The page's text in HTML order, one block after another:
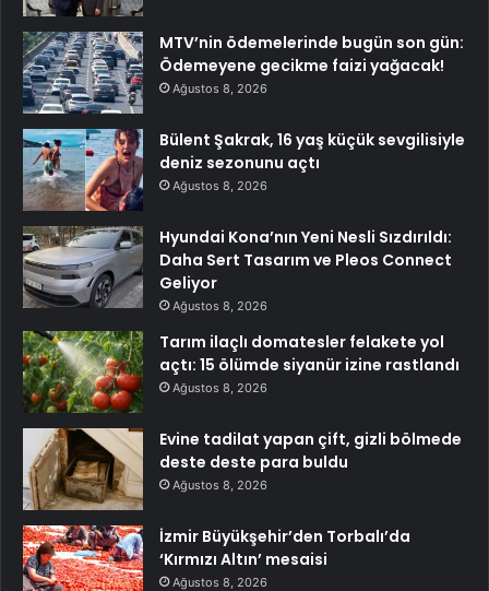
MTV’nin ödemelerinde bugün son gün:
Ödemeyene gecikme faizi yağacak!
Ağustos 8, 2026
Bülent Şakrak, 16 yaş küçük sevgilisiyle
deniz sezonunu açtı
Ağustos 8, 2026
Hyundai Kona’nın Yeni Nesli Sızdırıldı:
Daha Sert Tasarım ve Pleos Connect
Geliyor
Ağustos 8, 2026
Tarım ilaçlı domatesler felakete yol
açtı: 15 ölümde siyanür izine rastlandı
Ağustos 8, 2026
Evine tadilat yapan çift, gizli bölmede
deste deste para buldu
Ağustos 8, 2026
İzmir Büyükşehir’den Torbalı’da
‘Kırmızı Altın’ mesaisi
Ağustos 8, 2026